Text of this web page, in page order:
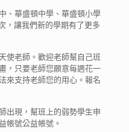
、華盛頓中學、華盛頓小學
，讓我們新的學期有了更多
使老師。歡迎老師幫自己班
，只要老師您願意每週花一
來支持老師您的用心。報名
出現，幫班上的弱勢學生申
帳號公益帳號。